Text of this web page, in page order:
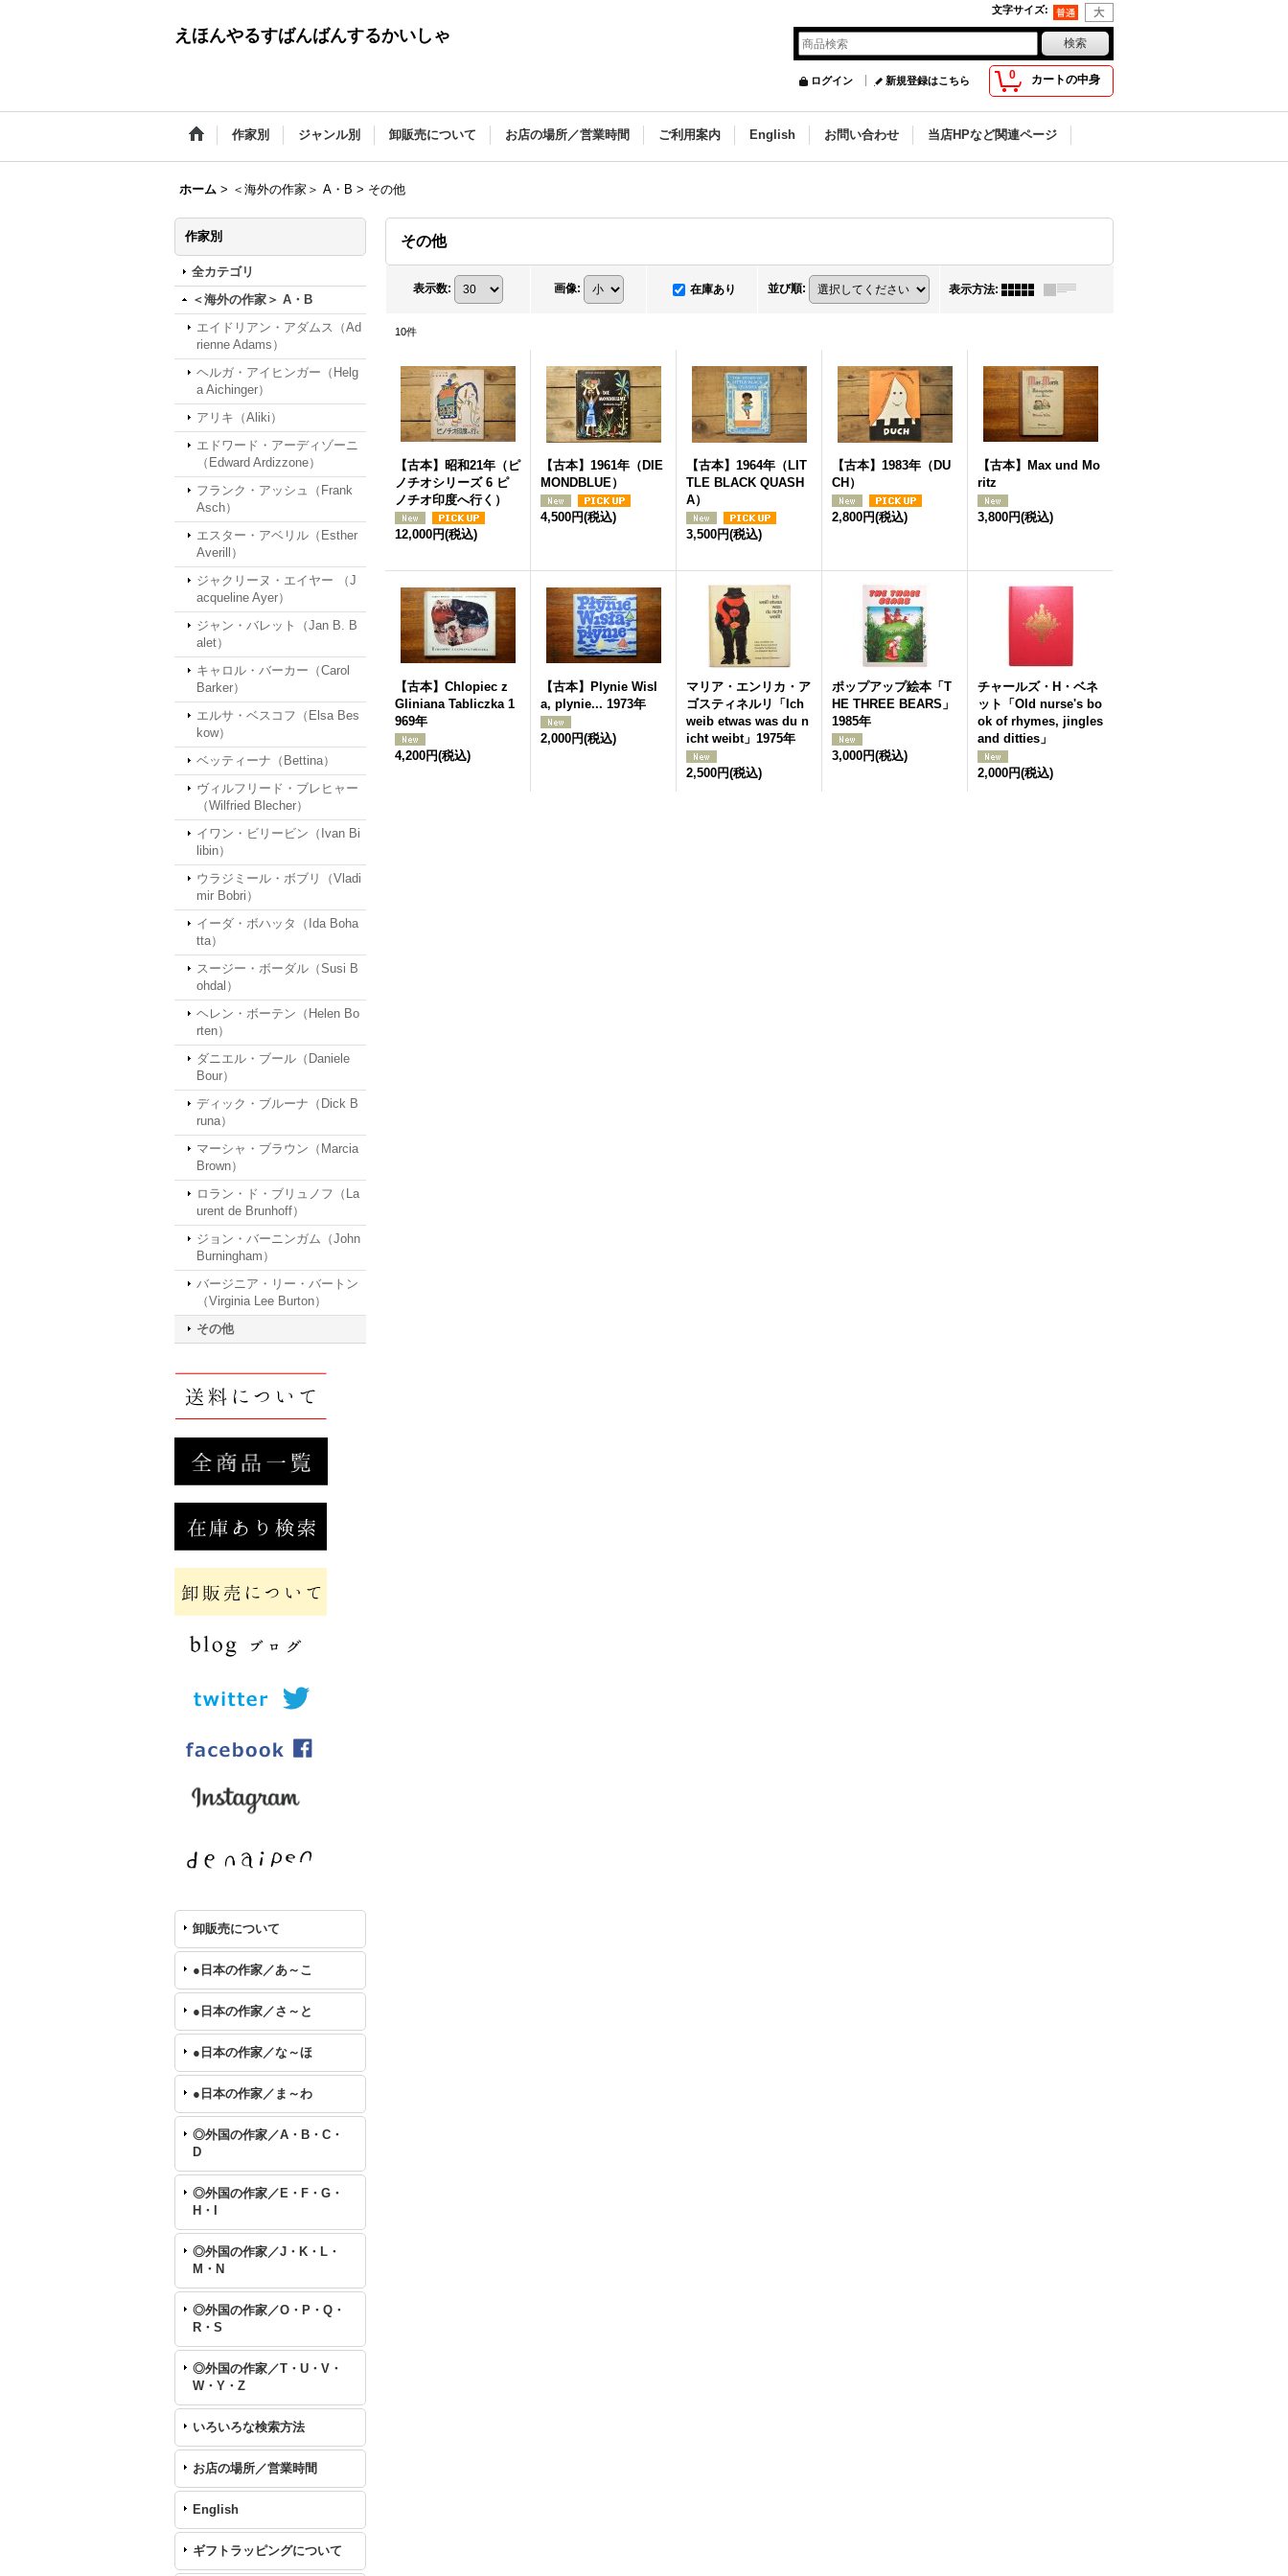
文字サイズ:
えほんやるすばんばんするかいしゃ
0 カートの中身
ログイン 新規登録はこちら
作家別 ジャンル別 卸販売について お店の場所／営業時間 ご利用案内 English お問い合わせ 当店HPなど関連ページ
ホーム > ＜海外の作家＞ A・B > その他
作家別
全カテゴリ
＜海外の作家＞ A・B
エイドリアン・アダムス（Ad
rienne Adams）
ヘルガ・アイヒンガー（Helg
a Aichinger）
アリキ（Aliki）
エドワード・アーディゾーニ
（Edward Ardizzone）
フランク・アッシュ（Frank
Asch）
エスター・アベリル（Esther
Averill）
ジャクリーヌ・エイヤー （J
acqueline Ayer）
ジャン・バレット（Jan B. B
alet）
キャロル・バーカー（Carol
Barker）
エルサ・ベスコフ（Elsa Bes
kow）
ベッティーナ（Bettina）
ヴィルフリード・ブレヒャー
（Wilfried Blecher）
イワン・ビリービン（Ivan Bi
libin）
ウラジミール・ボブリ（Vladi
mir Bobri）
イーダ・ボハッタ（Ida Boha
tta）
スージー・ボーダル（Susi B
ohdal）
ヘレン・ボーテン（Helen Bo
rten）
ダニエル・ブール（Daniele
Bour）
ディック・ブルーナ（Dick B
runa）
マーシャ・ブラウン（Marcia
Brown）
ロラン・ド・ブリュノフ（La
urent de Brunhoff）
ジョン・バーニンガム（John
Burningham）
バージニア・リー・バートン
（Virginia Lee Burton）
その他
卸販売について
●日本の作家／あ～こ
●日本の作家／さ～と
●日本の作家／な～ほ
●日本の作家／ま～わ
◎外国の作家／A・B・C・
D
◎外国の作家／E・F・G・
H・I
◎外国の作家／J・K・L・
M・N
◎外国の作家／O・P・Q・
R・S
◎外国の作家／T・U・V・
W・Y・Z
いろいろな検索方法
お店の場所／営業時間
English
ギフトラッピングについて
その他
表示数: 画像: 在庫あり 並び順: 表示方法:
10件
【古本】昭和21年（ピ
ノチオシリーズ 6 ピ
ノチオ印度へ行く）
12,000円(税込)
【古本】1961年（DIE
MONDBLUE）
4,500円(税込)
【古本】1964年（LIT
TLE BLACK QUASH
A）
3,500円(税込)
【古本】1983年（DU
CH）
2,800円(税込)
【古本】Max und Mo
ritz
3,800円(税込)
【古本】Chlopiec z
Gliniana Tabliczka 1
969年
4,200円(税込)
【古本】Plynie Wisl
a, plynie... 1973年
2,000円(税込)
マリア・エンリカ・ア
ゴスティネルリ「Ich
weib etwas was du n
icht weibt」1975年
2,500円(税込)
ポップアップ絵本「T
HE THREE BEARS」
1985年
3,000円(税込)
チャールズ・H・ベネ
ット「Old nurse's bo
ok of rhymes, jingles
and ditties」
2,000円(税込)